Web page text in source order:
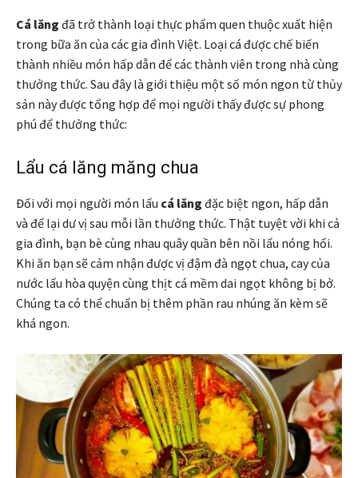
Cá lăng đã trở thành loại thực phẩm quen thuộc xuất hiện
trong bữa ăn của các gia đình Việt. Loại cá được chế biến
thành nhiều món hấp dẫn để các thành viên trong nhà cùng
thưởng thức. Sau đây là giới thiệu một số món ngon từ thủy
sản này được tổng hợp để mọi người thấy được sự phong
phú để thưởng thức:
Lẩu cá lăng măng chua
Đối với mọi người món lẩu cá lăng đặc biệt ngon, hấp dẫn
và để lại dư vị sau mỗi lần thưởng thức. Thật tuyệt vời khi cả
gia đình, bạn bè cùng nhau quây quần bên nồi lẩu nóng hổi.
Khi ăn bạn sẽ cảm nhận được vị đậm đà ngọt chua, cay của
nước lẩu hòa quyện cùng thịt cá mềm dai ngọt không bị bở.
Chúng ta có thể chuẩn bị thêm phần rau nhúng ăn kèm sẽ
khá ngon.